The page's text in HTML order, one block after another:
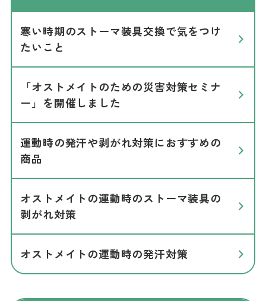
寒い時期のストーマ装具交換で気をつけ
たいこと
「オストメイトのための災害対策セミナ
ー」を開催しました
運動時の発汗や剥がれ対策におすすめの
商品
オストメイトの運動時のストーマ装具の
剥がれ対策
オストメイトの運動時の発汗対策